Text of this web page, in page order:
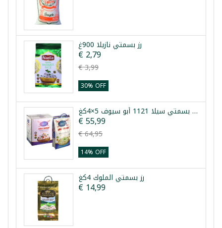
رز بسمتي نازيلا 900غ
€ 2,79
€ 3,99
30% OFF
طرد رز بسمتي سيلا 1121 أبو سيوف 5×4كغ
€ 55,99
€ 64,95
14% OFF
رز بسمتي الملوك 4كغ
€ 14,99